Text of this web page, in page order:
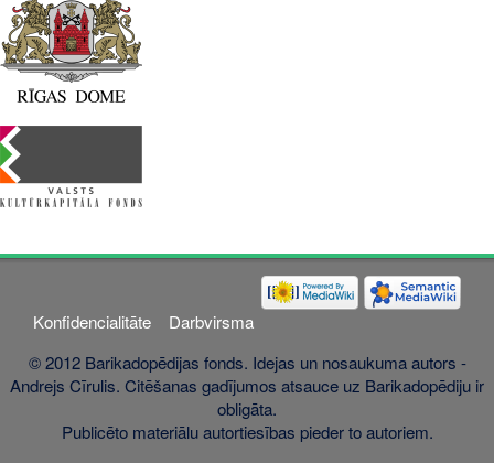
Konfidencialitāte
Darbvirsma
© 2012 Barikadopēdijas fonds. Idejas un nosaukuma autors -
Andrejs Cīrulis. Citēšanas gadījumos atsauce uz Barikadopēdiju ir
obligāta.
Publicēto materiālu autortiesības pieder to autoriem.